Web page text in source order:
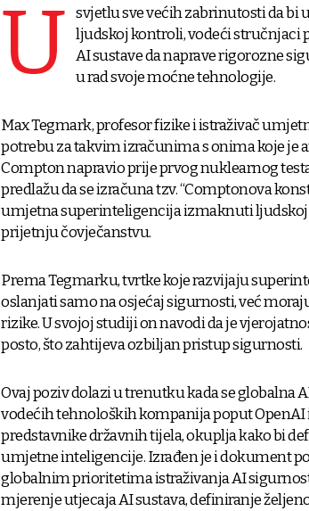
U svjetlu sve većih zabrinutosti da
ljudskoj kontroli, vodeći stručnjaci
AI sustave da naprave rigorozne
u rad svoje moćne tehnologije.
Max Tegmark, profesor fizike i istraživač
potrebu za takvim izračunima s onima koje je
Compton napravio prije prvog nuklearnog
predlažu da se izračuna tzv. “Comptonova
umjetna superinteligencija izmaknuti
prijetnju čovječanstvu.
Prema Tegmarku, tvrtke koje razvijaju
oslanjati samo na osjećaj sigurnosti, već
rizike. U svojoj studiji on navodi da je
posto, što zahtijeva ozbiljan pristup sigurnosti.
Ovaj poziv dolazi u trenutku kada se globalna
vodećih tehnoloških kompanija poput OpenAI
predstavnike državnih tijela, okuplja kako bi
umjetne inteligencije. Izrađen je i dokument
globalnim prioritetima istraživanja AI
mjerenje utjecaja AI sustava, definiranje